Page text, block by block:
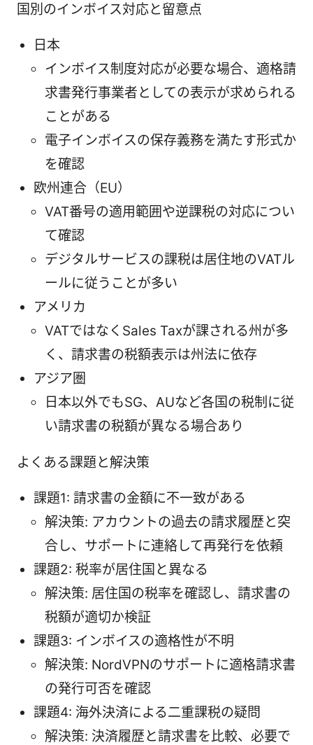
国別のインボイス対応と留意点
日本
インボイス制度対応が必要な場合、適格請
求書発行事業者としての表示が求められる
ことがある
電子インボイスの保存義務を満たす形式か
を確認
欧州連合（EU）
VAT番号の適用範囲や逆課税の対応につい
て確認
デジタルサービスの課税は居住地のVATル
ールに従うことが多い
アメリカ
VATではなくSales Taxが課される州が多
く、請求書の税額表示は州法に依存
アジア圏
日本以外でもSG、AUなど各国の税制に従
い請求書の税額が異なる場合あり
よくある課題と解決策
課題1: 請求書の金額に不一致がある
解決策: アカウントの過去の請求履歴と突
合し、サポートに連絡して再発行を依頼
課題2: 税率が居住国と異なる
解決策: 居住国の税率を確認し、請求書の
税額が適切か検証
課題3: インボイスの適格性が不明
解決策: NordVPNのサポートに適格請求書
の発行可否を確認
課題4: 海外決済による二重課税の疑問
解決策: 決済履歴と請求書を比較、必要で